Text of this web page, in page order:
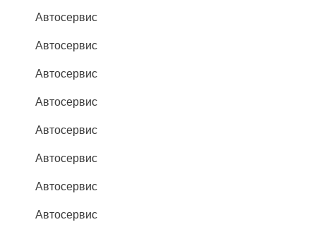
Автосервис
Автосервис
Автосервис
Автосервис
Автосервис
Автосервис
Автосервис
Автосервис